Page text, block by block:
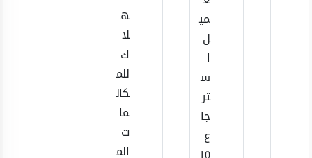
مي
ل
ا
س
تر
جا
ع
ه
لا
ك
للم
كال
ما
ت
الم